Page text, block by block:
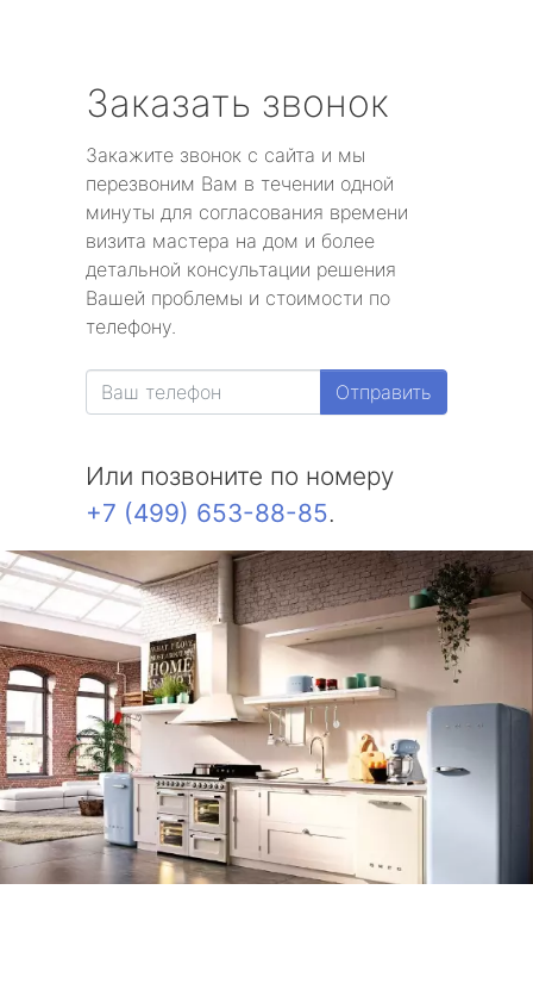
Заказать звонок
Закажите звонок с сайта и мы
перезвоним Вам в течении одной
минуты для согласования времени
визита мастера на дом и более
детальной консультации решения
Вашей проблемы и стоимости по
телефону.
Отправить
Или позвоните по номеру
+7 (499) 653-88-85.